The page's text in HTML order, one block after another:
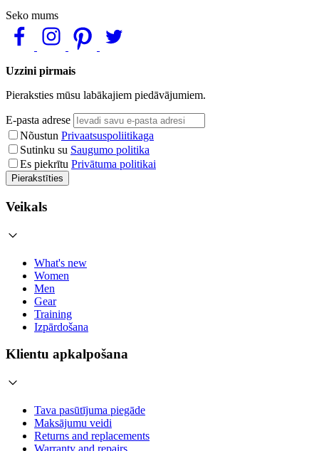
Seko mums
Uzzini pirmais
Pieraksties mūsu labākajiem piedāvājumiem.
E-pasta adrese
Nõustun Privaatsuspoliitikaga
Sutinku su Saugumo politika
Es piekrītu Privātuma politikai
Pierakstīties
Veikals
What's new
Women
Men
Gear
Training
Izpārdošana
Klientu apkalpošana
Tava pasūtījuma piegāde
Maksājumu veidi
Returns and replacements
Warranty and repairs